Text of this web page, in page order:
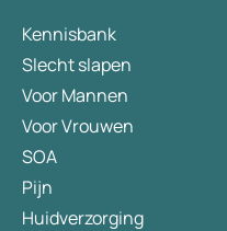
Kennisbank
Slecht slapen
Voor Mannen
Voor Vrouwen
SOA
Pijn
Huidverzorging